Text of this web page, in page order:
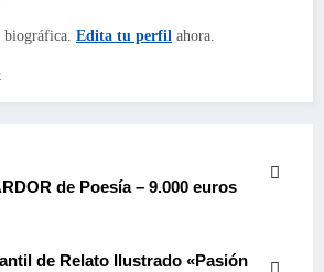
biográfica. Edita tu perfil ahora.
de Poesía – 9.000 euros
de Relato Ilustrado «Pasión